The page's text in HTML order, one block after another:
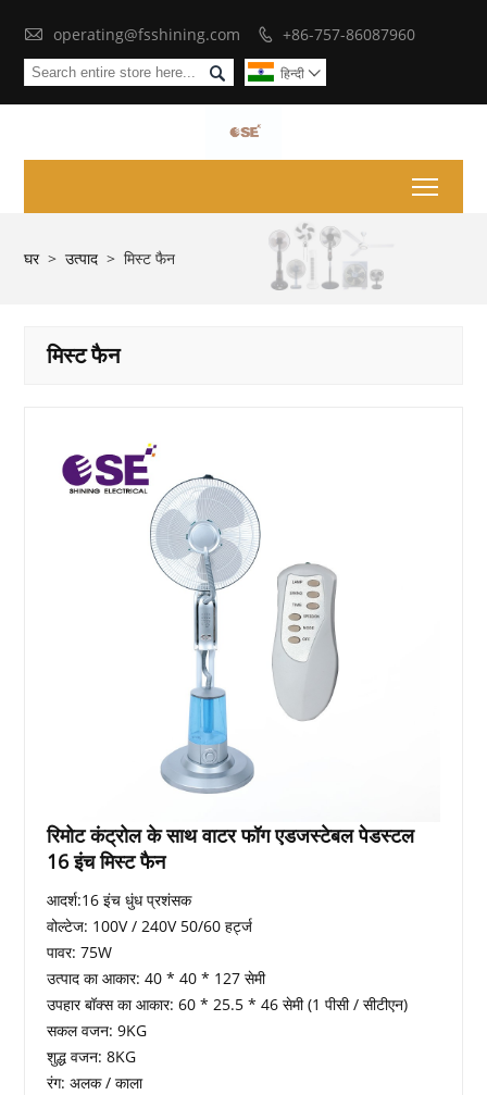
 operating@fsshining.com  +86-757-86087960
 हिन्दी 
घर > उत्पाद > मिस्ट फैन
मिस्ट फैन
रिमोट कंट्रोल के साथ वाटर फॉग एडजस्टेबल पेडस्टल
16 इंच मिस्ट फैन
आदर्श:16 इंच धुंध प्रशंसक
वोल्टेज: 100V / 240V 50/60 हर्ट्ज
पावर: 75W
उत्पाद का आकार: 40 * 40 * 127 सेमी
उपहार बॉक्स का आकार: 60 * 25.5 * 46 सेमी (1 पीसी / सीटीएन)
सकल वजन: 9KG
शुद्ध वजन: 8KG
रंग: अलक / काला